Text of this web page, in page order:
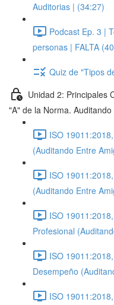
Auditorias | (34:27)
Podcast Ep. 3 |
personas | FALTA
Quiz de "Tipos
Unidad 2: Principales
"A" de la Norma.
ISO
(Auditando Entre
ISO
(Auditando Entre
ISO
Profesional
ISO
Desempeño
ISO